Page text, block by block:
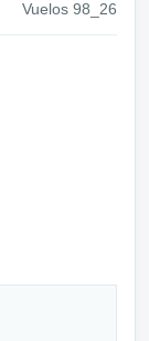
Vuelos 98_26